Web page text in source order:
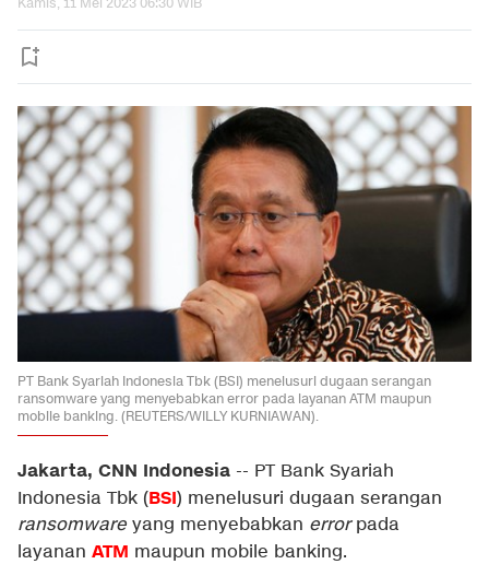
PT Bank Syariah Indonesia Tbk (BSI) menelusuri dugaan serangan
ransomware yang menyebabkan error pada layanan ATM maupun
mobile banking. (REUTERS/WILLY KURNIAWAN).
Jakarta, CNN Indonesia -- PT Bank Syariah
Indonesia Tbk (BSI) menelusuri dugaan serangan
ransomware yang menyebabkan errorpada
layanan ATM maupun mobile banking.